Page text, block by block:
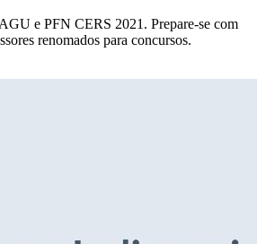
e PFN CERS 2021. Prepare-se com
renomados para concursos.